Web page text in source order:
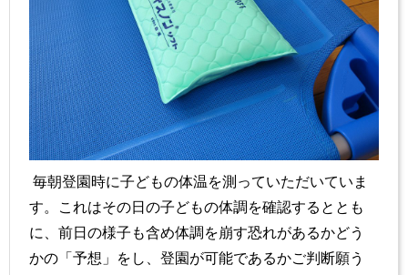
毎朝登園時に子どもの体温を測っていただいていま
す。これはその日の子どもの体調を確認するととも
に、前日の様子も含め体調を崩す恐れがあるかどう
かの「予想」をし、登園が可能であるかご判断願う